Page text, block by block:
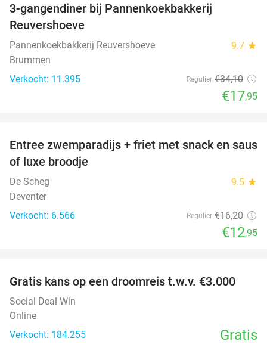
3-gangendiner bij Pannenkoekbakkerij
Reuvershoeve
Pannenkoekbakkerij Reuvershoeve 9.7 star
Brummen
Verkocht: 11.395
Regulier €34,10
€17,95
20%
Entree zwemparadijs + friet met snack en saus
of luxe broodje
De Scheg 9.5 star
Deventer
Verkocht: 6.566
Regulier €16,20
€12,95
Gratis kans op een droomreis t.w.v. €3.000
Social Deal Win
Online
Verkocht: 184.255
Gratis